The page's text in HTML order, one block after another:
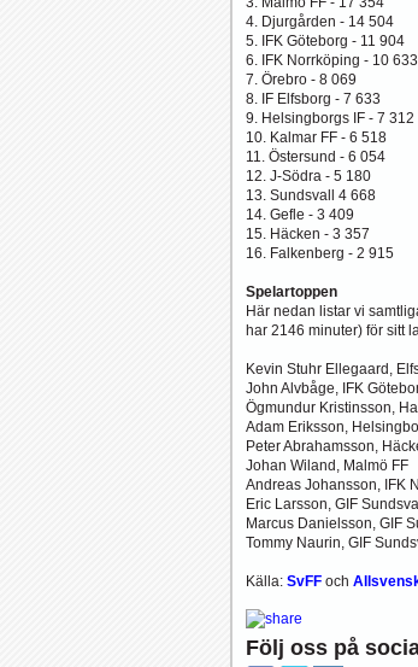
4. Djurgården - 14 504
5. IFK Göteborg - 11 904
6. IFK Norrköping - 10 633
7. Örebro - 8 069
8. IF Elfsborg - 7 633
9. Helsingborgs IF - 7 312
10. Kalmar FF - 6 518
11. Östersund - 6 054
12. J-Södra - 5 180
13. Sundsvall 4 668
14. Gefle - 3 409
15. Häcken - 3 357
16. Falkenberg - 2 915
Spelartoppen
Här nedan listar vi
har 2146 minuter) för sitt
Kevin Stuhr Ellegaard,
John Alvbåge, IFK
Ögmundur Kristinsson,
Adam Eriksson,
Peter Abrahamsson,
Johan Wiland, Malmö FF
Andreas Johansson, IFK
Eric Larsson, GIF Sundsvall
Marcus Danielsson, GIF
Tommy Naurin, GIF
Källa: SvFF och
Följ oss på